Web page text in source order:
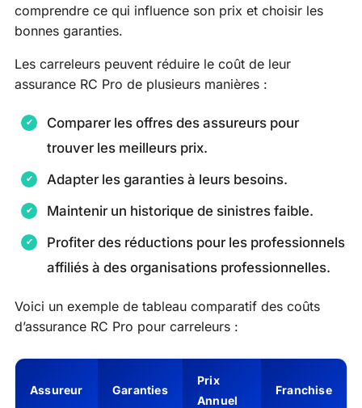
comprendre ce qui influence son prix et choisir les
bonnes garanties.
Les carreleurs peuvent réduire le coût de leur
assurance RC Pro de plusieurs manières :
Comparer les offres des assureurs pour
trouver les meilleurs prix.
Adapter les garanties à leurs besoins.
Maintenir un historique de sinistres faible.
Profiter des réductions pour les professionnels
affiliés à des organisations professionnelles.
Voici un exemple de tableau comparatif des coûts
d’assurance RC Pro pour carreleurs :
Assureur Garanties
Prix
Annuel
Franchise